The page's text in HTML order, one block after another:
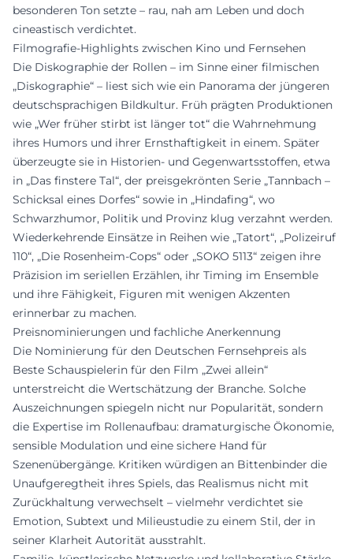
besonderen Ton setzte – rau, nah am Leben und doch
cineastisch verdichtet.
Filmografie-Highlights zwischen Kino und Fernsehen
Die Diskographie der Rollen – im Sinne einer filmischen
„Diskographie“ – liest sich wie ein Panorama der jüngeren
deutschsprachigen Bildkultur. Früh prägten Produktionen
wie „Wer früher stirbt ist länger tot“ die Wahrnehmung
ihres Humors und ihrer Ernsthaftigkeit in einem. Später
überzeugte sie in Historien- und Gegenwartsstoffen, etwa
in „Das finstere Tal“, der preisgekrönten Serie „Tannbach –
Schicksal eines Dorfes“ sowie in „Hindafing“, wo
Schwarzhumor, Politik und Provinz klug verzahnt werden.
Wiederkehrende Einsätze in Reihen wie „Tatort“, „Polizeiruf
110“, „Die Rosenheim-Cops“ oder „SOKO 5113“ zeigen ihre
Präzision im seriellen Erzählen, ihr Timing im Ensemble
und ihre Fähigkeit, Figuren mit wenigen Akzenten
erinnerbar zu machen.
Preisnominierungen und fachliche Anerkennung
Die Nominierung für den Deutschen Fernsehpreis als
Beste Schauspielerin für den Film „Zwei allein“
unterstreicht die Wertschätzung der Branche. Solche
Auszeichnungen spiegeln nicht nur Popularität, sondern
die Expertise im Rollenaufbau: dramaturgische Ökonomie,
sensible Modulation und eine sichere Hand für
Szenenübergänge. Kritiken würdigen an Bittenbinder die
Unaufgeregtheit ihres Spiels, das Realismus nicht mit
Zurückhaltung verwechselt – vielmehr verdichtet sie
Emotion, Subtext und Milieustudie zu einem Stil, der in
seiner Klarheit Autorität ausstrahlt.